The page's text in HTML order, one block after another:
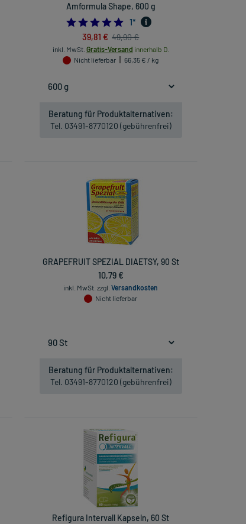
Amformula Shape, 600 g
5.0
1*
39,81 € 49,90 €
inkl. MwSt. Gratis-Versand innerhalb D.
Nicht lieferbar
66,35 € / kg
Beratung für Produktalternativen:
Tel. 03491-8770120 (gebührenfrei)
GRAPEFRUIT SPEZIAL DIAETSY, 90 St
10,79 €
inkl. MwSt. zzgl.Versandkosten
Nicht lieferbar
Beratung für Produktalternativen:
Tel. 03491-8770120 (gebührenfrei)
Refigura Intervall Kapseln, 60 St